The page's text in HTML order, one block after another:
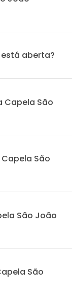
está aberta?
Capela São
São
São João
São